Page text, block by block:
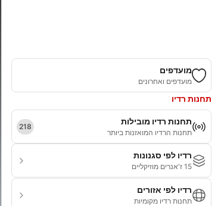
מועדפים
מועדפים ואחרונים
תחנות רדיו
תחנות רדיו מובילות
תחנות הרדיו המואזנות ביותר
218
רדיו לפי סגנונות
15 ז'אנרים מוזיקליים
רדיו לפי אזורים
תחנות רדיו מקומיות